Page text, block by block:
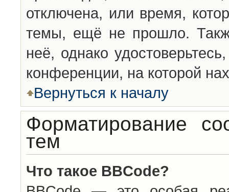
отключена, или время,
темы, ещё не прошло.
неё, однако
конференции, на которой
Вернуться к началу
Форматирование
тем
Что такое BBCode?